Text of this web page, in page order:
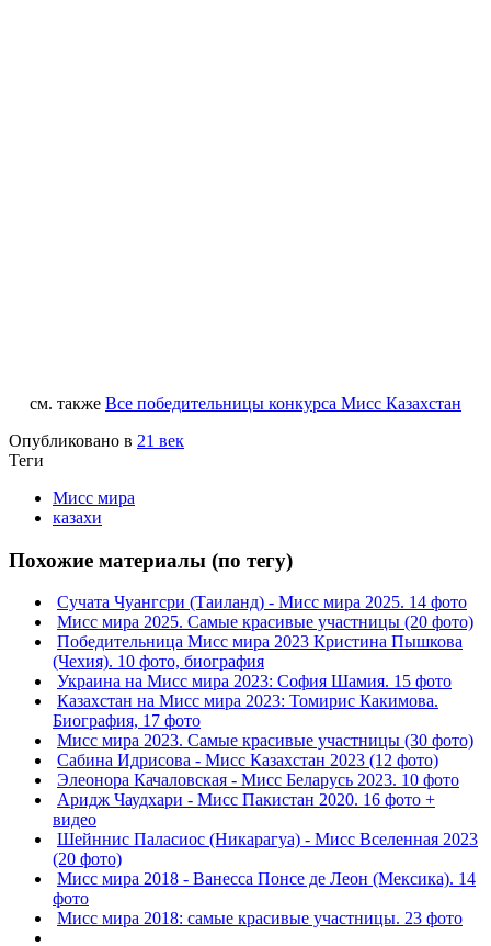
см. также Все победительницы конкурса Мисс Казахстан
Опубликовано в 21 век
Теги
Мисс мира
казахи
Похожие материалы (по тегу)
Сучата Чуангсри (Таиланд) - Мисс мира 2025. 14 фото
Мисс мира 2025. Самые красивые участницы (20 фото)
Победительница Мисс мира 2023 Кристина Пышкова
(Чехия). 10 фото, биография
Украина на Мисс мира 2023: София Шамия. 15 фото
Казахстан на Мисс мира 2023: Томирис Какимова.
Биография, 17 фото
Мисс мира 2023. Самые красивые участницы (30 фото)
Сабина Идрисова - Мисс Казахстан 2023 (12 фото)
Элеонора Качаловская - Мисс Беларусь 2023. 10 фото
Аридж Чаудхари - Мисс Пакистан 2020. 16 фото +
видео
Шейннис Паласиос (Никарагуа) - Мисс Вселенная 2023
(20 фото)
Мисс мира 2018 - Ванесса Понсе де Леон (Мексика). 14
фото
Мисс мира 2018: самые красивые участницы. 23 фото